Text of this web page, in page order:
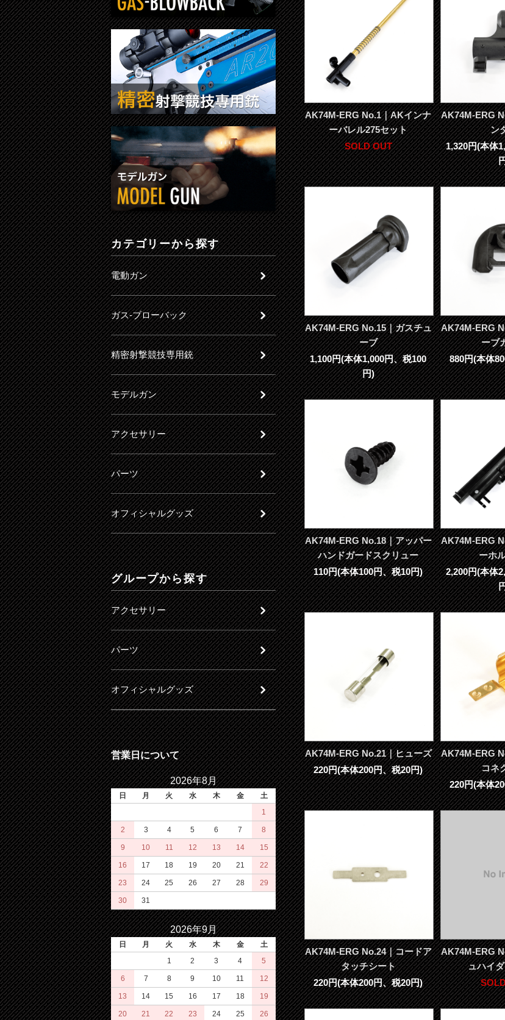
AK74M-ERG No.1｜AKインナ
ーバレル275セット
SOLD OUT
AK74M-ERG
ン
1,320円(本体
AK74M-ERG No.15｜ガスチュ
ーブ
1,100円(本体1,000円、税100
円)
AK74M-ERG
ーブ
880円(本体
AK74M-ERG No.18｜アッパー
ハンドガードスクリュー
110円(本体100円、税10円)
AK74M-ERG
ーホ
2,200円(本体
AK74M-ERG No.21｜ヒューズ
220円(本体200円、税20円)
AK74M-ERG
コネ
220円(本体
AK74M-ERG No.24｜コードア
タッチシート
220円(本体200円、税20円)
AK74M-ERG
ュハイ
カテゴリーから探す
電動ガン
ガス-ブローバック
精密射撃競技専用銃
モデルガン
アクセサリー
パーツ
オフィシャルグッズ
グループから探す
アクセサリー
パーツ
オフィシャルグッズ
営業日について
2026年8月
日 月 火 水 木 金
土
1
2 3 4 5 6 7 8
9 10 11 12 13 14 15
16 17 18 19 20 21 22
23 24 25 26 27 28 29
30 31
2026年9月
日 月 火 水 木 金
土
1
2 3 4 5
6 7 8 9 10 11 12
13 14 15 16 17 18 19
20 21 22 23 24 25 26